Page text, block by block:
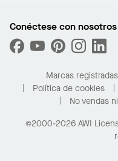
Sustentabilidad
¿Cuáles son mis opciones
Capacidades personalizadas
Desempeño
Buscar un distribuidor
Solicitar muestras
Compre en línea con Kanopi
Para el hogar
Conéctese con nosotros
Marcas registradas
Política de cookies
No vendas
©2000-2026 AWI